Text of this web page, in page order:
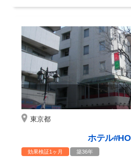
東京都
ホテル#HO
効果検証1ヶ月 築36年